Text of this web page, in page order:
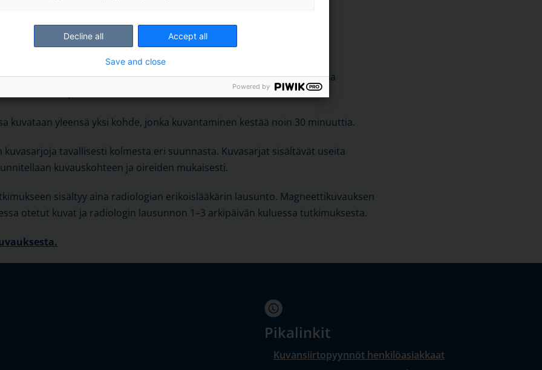
magneettikuvaus tehdään?
magneettikuvaus tehdään valaistussa ja ilmastoidussa tunnelimaisessa
molemmista päistä.
kuvataan yleensä yksi kohde, jonka kuvantaminen kestää noin 30 minuuttia.
kuvasarjoja tavallisesti kolmesta eri suunnasta. Kuvasarjat sisältävät useita
kuvauskohteen ja oireiden mukaisesti.
sisältyy aina radiologian erikoislääkärin lausunto. Magneettikuvauksen
otetut kuvat ja radiologin lausunnon 1–3 arkipäivän kuluessa tutkimuksesta.
Pikalinkit
Kuvansiirtopyynnöt henkilöasiakkaat
Accept all
Decline all
Save and close
Powered by